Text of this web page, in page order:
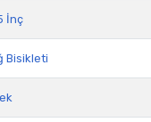
İnç
Bisikleti